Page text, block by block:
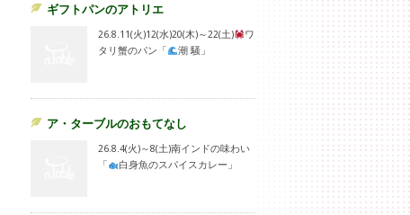
ギフトパンのアトリエ
26.8.11(火)12(水)20(木)～22(土)
ワ
タリ蟹のパン「
潮 騒」
ア・ターブルのおもてなし
26.8.4(火)～8(土)南インドの味わい
「
白身魚のスパイスカレー」